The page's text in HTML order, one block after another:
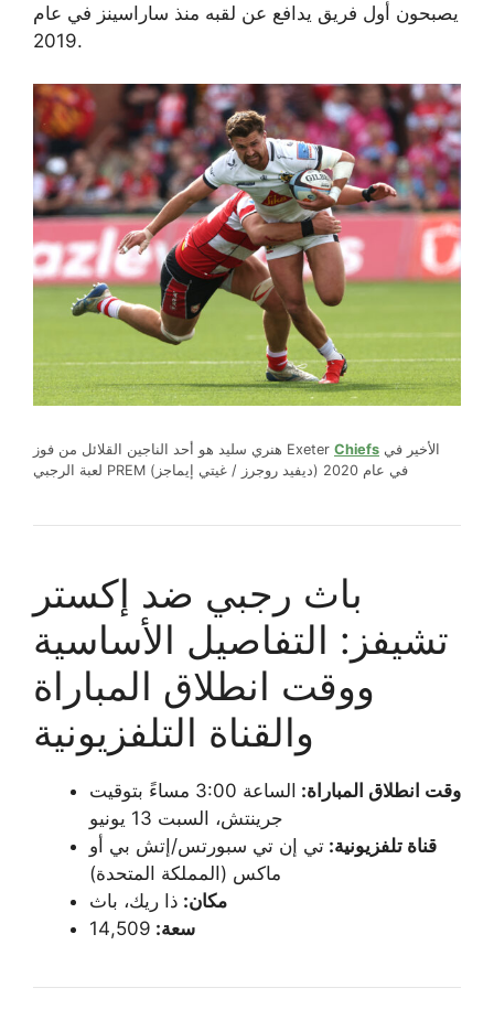
يصبحون أول فريق يدافع عن لقبه منذ ساراسينز في عام
2019.
هنري سليد هو أحد الناجين القلائل من فوز Exeter Chiefs
لعبة الرجبي PREM في عام 2020 (ديفيد روجرز / غيتي إيماجز)
باث رجبي ضد إكستر
تشيفز: التفاصيل الأساسية
ووقت انطلاق المباراة
والقناة التلفزيونية
وقت انطلاق المباراة:
الساعة 3:00 مساءً بتوقيت
جرينتش، السبت 13 يونيو
قناة تلفزيونية: تي إن تي سبورتس/إتش بي أو
ماكس (المملكة المتحدة)
مكان: ذا ريك، باث
سعة: 14,509